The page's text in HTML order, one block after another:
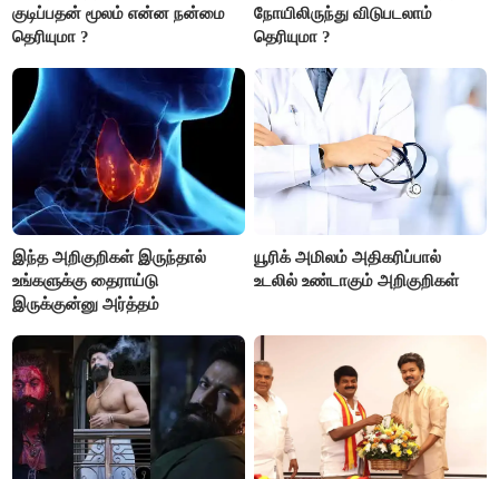
குடிப்பதன் மூலம் என்ன நன்மை
தெரியுமா ?
நோயிலிருந்து விடுபடலாம்
தெரியுமா ?
இந்த அறிகுறிகள் இருந்தால்
உங்களுக்கு தைராய்டு
இருக்குன்னு அர்த்தம்
யூரிக் அமிலம் அதிகரிப்பால்
உடலில் உண்டாகும் அறிகுறிகள்